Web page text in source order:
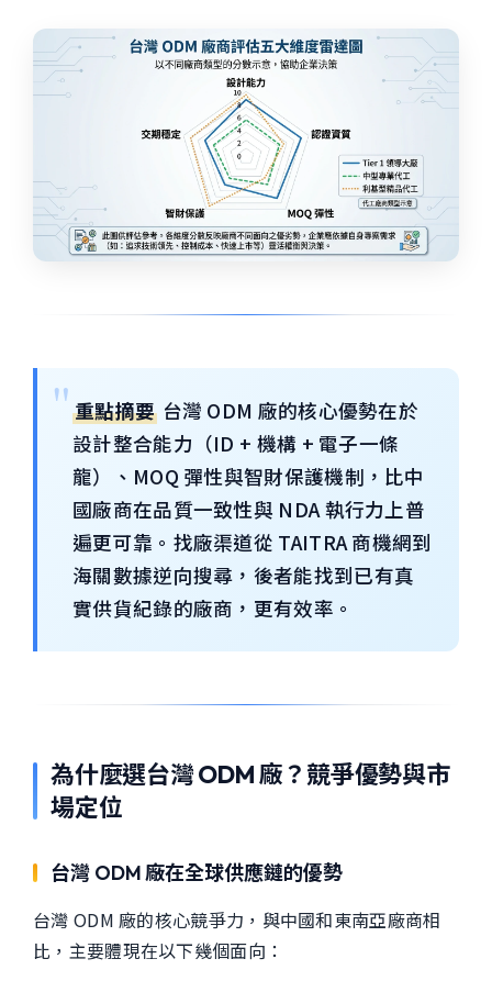
重點摘要 台灣 ODM 廠的核心優勢在於
設計整合能力（ID + 機構 + 電子一條
龍）、MOQ 彈性與智財保護機制，比中
國廠商在品質一致性與 NDA 執行力上普
遍更可靠。找廠渠道從 TAITRA 商機網到
海關數據逆向搜尋，後者能找到已有真
實供貨紀錄的廠商，更有效率。
為什麼選台灣 ODM 廠？競爭優勢與市
場定位
台灣 ODM 廠在全球供應鏈的優勢
台灣 ODM 廠的核心競爭力，與中國和東南亞廠商相
比，主要體現在以下幾個面向：